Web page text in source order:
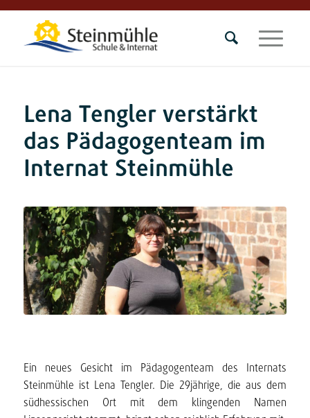
Lena Tengler verstärkt
das Pädagogenteam im
Internat Steinmühle
Ein neues Gesicht im Pädagogenteam des Internats
Steinmühle ist Lena Tengler. Die 29jährige, die aus dem
südhessischen Ort mit dem klingenden Namen